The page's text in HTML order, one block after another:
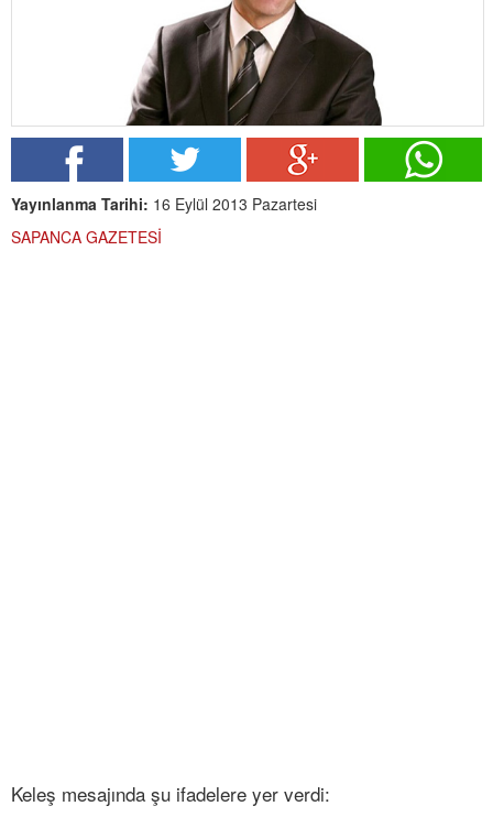
Yayınlanma Tarihi: 16 Eylül 2013 Pazartesi
SAPANCA GAZETESİ
Keleş mesajında şu ifadelere yer verdi: